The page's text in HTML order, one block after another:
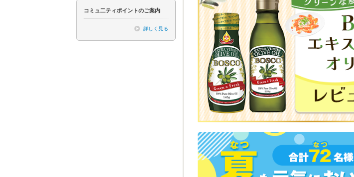
コミュ二ティポイントのご案内
詳しく見る